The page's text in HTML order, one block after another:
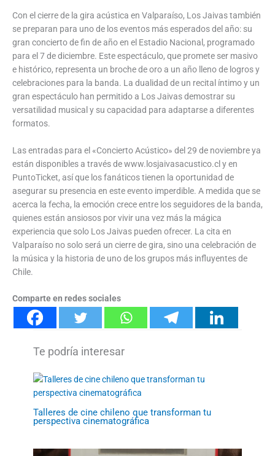
Con el cierre de la gira acústica en Valparaíso, Los Jaivas también
se preparan para uno de los eventos más esperados del año: su
gran concierto de fin de año en el Estadio Nacional, programado
para el 7 de diciembre. Este espectáculo, que promete ser masivo
e histórico, representa un broche de oro a un año lleno de logros y
celebraciones para la banda. La dualidad de un recital íntimo y un
gran espectáculo han permitido a Los Jaivas demostrar su
versatilidad musical y su capacidad para adaptarse a diferentes
formatos.
Las entradas para el «Concierto Acústico» del 29 de noviembre ya
están disponibles a través de www.losjaivasacustico.cl y en
PuntoTicket, así que los fanáticos tienen la oportunidad de
asegurar su presencia en este evento imperdible. A medida que se
acerca la fecha, la emoción crece entre los seguidores de la banda,
quienes están ansiosos por vivir una vez más la mágica
experiencia que solo Los Jaivas pueden ofrecer. La cita en
Valparaíso no solo será un cierre de gira, sino una celebración de
la música y la historia de uno de los grupos más influyentes de
Chile.
Comparte en redes sociales
Talleres de cine chileno que transforman tu
perspectiva cinematográfica